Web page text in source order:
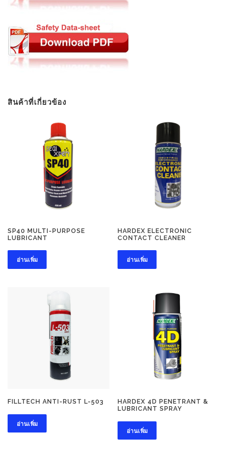
สินค้าที่เกี่ยวข้อง
SP40 MULTI-PURPOSE
LUBRICANT
อ่านเพิ่ม
HARDEX ELECTRONIC
CONTACT CLEANER
อ่านเพิ่ม
FILLTECH ANTI-RUST L-503
อ่านเพิ่ม
HARDEX 4D PENETRANT &
LUBRICANT SPRAY
อ่านเพิ่ม